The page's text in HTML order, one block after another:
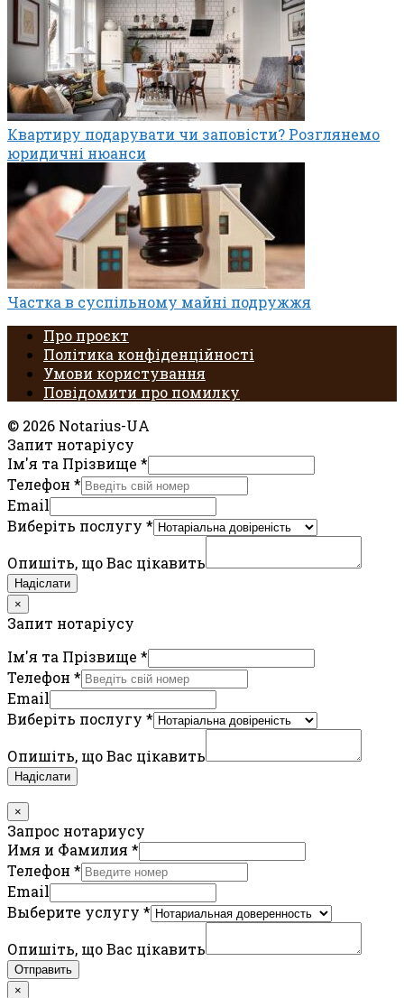
Квартиру подарувати чи заповісти? Розглянемо
юридичні нюанси
Частка в суспільному майні подружжя
Про проєкт
Політика конфіденційності
Умови користування
Повідомити про помилку
© 2026 Notarius-UA
Запит нотаріусу
Ім'я та Прізвище *
Телефон *
Email
Виберіть послугу *
Опишіть, що Вас цікавить
Надіслати
×
Запит нотаріусу
Ім'я та Прізвище *
Телефон *
Email
Виберіть послугу *
Опишіть, що Вас цікавить
Надіслати
×
Запрос нотариусу
Имя и Фамилия *
Телефон *
Email
Выберите услугу *
Опишіть, що Вас цікавить
Отправить
×